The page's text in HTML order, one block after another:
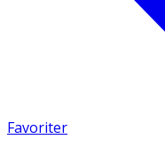
Favoriter